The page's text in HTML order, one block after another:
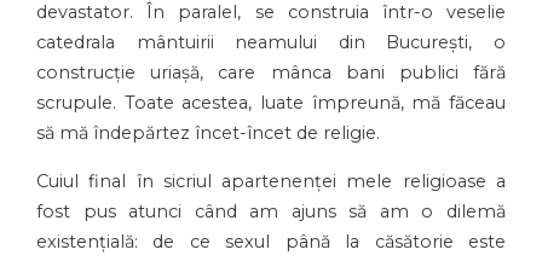
devastator. În paralel, se construia într-o veselie
catedrala mântuirii neamului din București, o
construcție uriașă, care mânca bani publici fără
scrupule. Toate acestea, luate împreună, mă făceau
să mă îndepărtez încet-încet de religie.
Cuiul final în sicriul apartenenței mele religioase a
fost pus atunci când am ajuns să am o dilemă
existențială: de ce sexul până la căsătorie este